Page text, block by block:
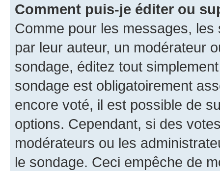
Comment puis-je éditer ou
Comme pour les messages,
par leur auteur, un modérateur
sondage, éditez tout
sondage est obligatoirement
encore voté, il est possible de
options. Cependant, si des
modérateurs ou les
le sondage. Ceci empêche de